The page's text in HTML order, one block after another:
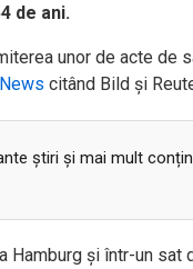
de ani.
unor de acte de
citând Bild și
știri și mai mult
Hamburg și într-un sat